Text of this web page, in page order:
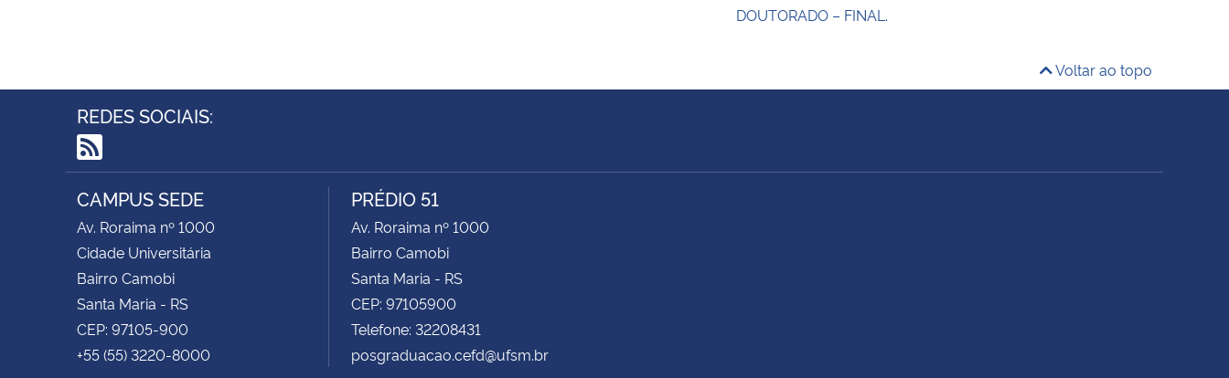
DOUTORADO – FINAL.
Voltar ao topo
REDES SOCIAIS:
RSS
CAMPUS SEDE
Av. Roraima nº 1000
Cidade Universitária
Bairro Camobi
Santa Maria - RS
CEP: 97105-900
+55 (55) 3220-8000
PRÉDIO 51
Av. Roraima nº 1000
Bairro Camobi
Santa Maria - RS
CEP: 97105900
Telefone: 32208431
posgraduacao.cefd@ufsm.br